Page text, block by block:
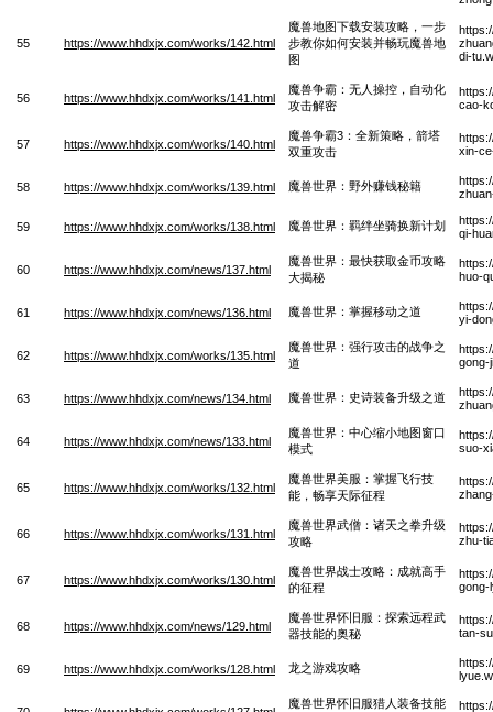
55 https://www.hhdxjx.com/works/142.html
魔兽地图下载安装攻略，一步
步教你如何安装并畅玩魔兽地
图
di-
56 https://www.hhdxjx.com/works/141.html
魔兽争霸：无人操控，自动化
攻击解密
cao-
57 https://www.hhdxjx.com/works/140.html
魔兽争霸3：全新策略，箭塔
双重攻击
xin-
58 https://www.hhdxjx.com/works/139.html 魔兽世界：野外赚钱秘籍
59 https://www.hhdxjx.com/works/138.html 魔兽世界：羁绊坐骑换新计划
qi-
60 https://www.hhdxjx.com/news/137.html
魔兽世界：最快获取金币攻略
大揭秘
huo-
61 https://www.hhdxjx.com/news/136.html 魔兽世界：掌握移动之道
yi-
62 https://www.hhdxjx.com/works/135.html
魔兽世界：强行攻击的战争之
道
gong-
63 https://www.hhdxjx.com/news/134.html 魔兽世界：史诗装备升级之道
64 https://www.hhdxjx.com/news/133.html
魔兽世界：中心缩小地图窗口
模式
suo-
65 https://www.hhdxjx.com/works/132.html
魔兽世界美服：掌握飞行技
能，畅享天际征程
66 https://www.hhdxjx.com/works/131.html
魔兽世界武僧：诸天之拳升级
攻略
zhu-
67 https://www.hhdxjx.com/works/130.html
魔兽世界战士攻略：成就高手
的征程
gong-
68 https://www.hhdxjx.com/news/129.html
魔兽世界怀旧服：探索远程武
器技能的奥秘
tan-
69 https://www.hhdxjx.com/works/128.html 龙之游戏攻略
魔兽世界怀旧服猎人装备技能